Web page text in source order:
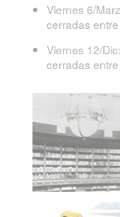
Viernes 6/
cerradas
Viernes 12/
cerradas